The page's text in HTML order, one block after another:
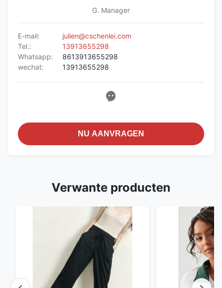
G. Manager
E-mail:
julien@cschenlei.com
Tel.:
13913655298
Whatsapp:
8613913655298
wechat:
13913655298
NU AANVRAGEN
Verwante producten